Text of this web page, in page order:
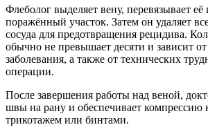
Флеболог выделяет вену, перевязывает её
поражённый участок. Затем он удаляет
сосуда для предотвращения рецидива.
обычно не превышает десяти и зависит от
заболевания, а также от технических
операции.
После завершения работы над веной,
швы на рану и обеспечивает компрессию
трикотажем или бинтами.